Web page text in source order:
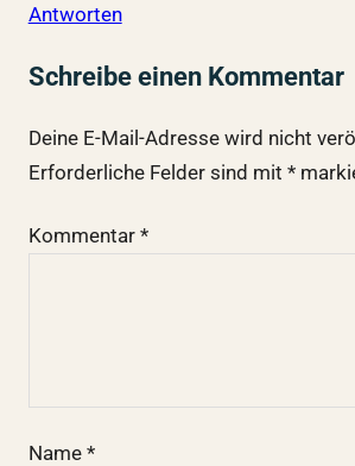
Antworten
Schreibe einen Kommentar
Deine E-Mail-Adresse wird nicht
Erforderliche Felder sind mit *
Kommentar *
Name *